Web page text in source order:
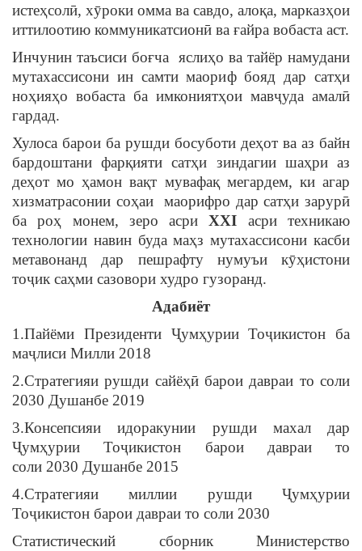
истеҳсолӣ, хӯроки омма ва савдо, алоқа, марказҳои
иттилоотию коммуникатсионӣ ва ғайра вобаста аст.
Инчунин таъсиси боғча яслиҳо ва тайёр намудани
мутахассисони ин самти маориф бояд дар сатҳи
ноҳияҳо вобаста ба имкониятҳои мавҷуда амалӣ
гардад.
Хулоса барои ба рушди босуботи деҳот ва аз байн
бардоштани фарқияти сатҳи зиндагии шаҳри аз
деҳот мо ҳамон вақт мувафақ мегардем, ки агар
хизматрасонии соҳаи маорифро дар сатҳи зарурӣ
ба роҳ монем, зеро асриXXI асри техникаю
технологии навин буда маҳз мутахассисони касби
метавонанд дар пешрафту нумуъи кӯҳистони
тоҷик саҳми сазовори худро гузоранд.
Адабиёт
1.Пайёми Президенти Ҷумҳурии Тоҷикистон ба
маҷлиси Милли 2018
2.Стратегияи рушди сайёҳӣ барои давраи то соли
2030 Душанбе 2019
3.Консепсияи идоракунии рушди махал дар
Ҷумҳурии Тоҷикистон барои давраи то
соли 2030 Душанбе 2015
4.Стратегияи миллии рушди Ҷумҳурии
Тоҷикистон барои давраи то соли 2030
Статистический сборник Министерство